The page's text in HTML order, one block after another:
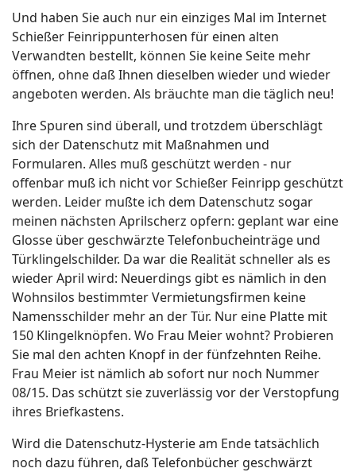
Und haben Sie auch nur ein einziges Mal im Internet
Schießer Feinrippunterhosen für einen alten
Verwandten bestellt, können Sie keine Seite mehr
öffnen, ohne daß Ihnen dieselben wieder und wieder
angeboten werden. Als bräuchte man die täglich neu!
Ihre Spuren sind überall, und trotzdem überschlägt
sich der Datenschutz mit Maßnahmen und
Formularen. Alles muß geschützt werden - nur
offenbar muß ich nicht vor Schießer Feinripp geschützt
werden. Leider mußte ich dem Datenschutz sogar
meinen nächsten Aprilscherz opfern: geplant war eine
Glosse über geschwärzte Telefonbucheinträge und
Türklingelschilder. Da war die Realität schneller als es
wieder April wird: Neuerdings gibt es nämlich in den
Wohnsilos bestimmter Vermietungsfirmen keine
Namensschilder mehr an der Tür. Nur eine Platte mit
150 Klingelknöpfen. Wo Frau Meier wohnt? Probieren
Sie mal den achten Knopf in der fünfzehnten Reihe.
Frau Meier ist nämlich ab sofort nur noch Nummer
08/15. Das schützt sie zuverlässig vor der Verstopfung
ihres Briefkastens.
Wird die Datenschutz-Hysterie am Ende tatsächlich
noch dazu führen, daß Telefonbücher geschwärzt